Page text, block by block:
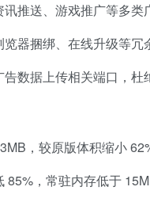
推送、游戏推广等多类
器捆绑、在线升级等冗
数据上传相关端口，杜
，较原版体积缩小
85%，常驻内存低于